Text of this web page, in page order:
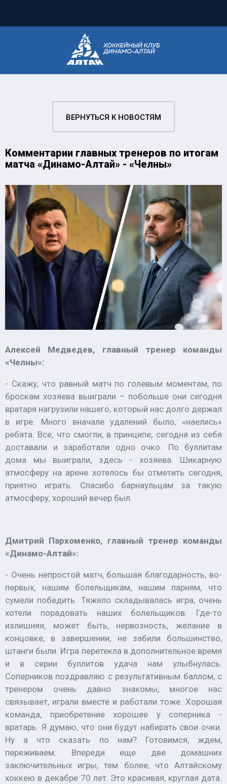
ВЕРНУТЬСЯ К НОВОСТЯМ
Комментарии главных тренеров по итогам
матча «Динамо-Алтай» - «Челны»
Алексей Медведев, главный тренер команды
«Челны»:
- Скажу, что равный матч по голевым моментам, по
броскам хозяева выиграли – побольше они сегодня
вратаря нагрузили нашего, который нас долго держал
в игре. Много вначале удалений было, «наелись»
ребята. Все, что смогли, в принципе, сегодня из себя
доставали и заработали одно очко. По буллитам
дома мы выиграли, здесь - хозяева. Шикарную
атмосферу на арене хотелось бы отметить сегодня,
приятно играть. Спасибо барнаульцам за такую
атмосферу, хороший вечер был.
Дмитрий Пархоменко, главный тренер команды
«Динамо-Алтай»:
- Очень непростой матч, большая благодарность, во-
первых, нашим болельщикам, нашим парням, что
сумели победить. Тяжело складывалась игра, очень
хотели порадовать наших болельщиков. Где-то
излишняя, может быть, нервозность, желание в
концовке, в завершении, не забили большинство,
штанги были. Игра перетекла в дополнительное время
и в серии буллитов удача нам улыбнулась.
Соперников поздравляю с результативным баллом, с
тренером очень давно знакомы, многое нас
связывает, играли вместе и работали тоже. Хорошая
команда, приобретение хорошее у соперника -
вратарь. Я думаю, что они будут набирать свои очки.
Ну а что сказать по нам? Готовимся, ждем,
переживаем. Впереди еще две домашних
заключительных игры, тем более, что Алтайскому
хоккею в декабре 70 лет. Это красивая, круглая дата.